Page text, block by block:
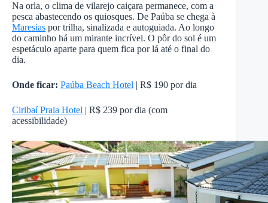
Na orla, o clima de vilarejo caiçara permanece, com a
pesca abastecendo os quiosques. De Paúba se chega à
Maresias por trilha, sinalizada e autoguiada. Ao longo
do caminho há um mirante incrível. O pôr do sol é um
espetáculo aparte para quem fica por lá até o final do
dia.
Onde ficar: Paúba Beach Hotel | R$ 190 por dia
Ciribaí Praia Hotel | R$ 239 por dia (com
acessibilidade)